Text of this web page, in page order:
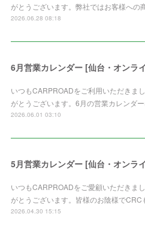
がとうございます。弊社ではお客様への
2026.06.28 08:18
6月営業カレンダー [仙台・オンラ
いつもCARPROADをご利用いただきま
がとうございます。6月の営業カレンダ
2026.06.01 03:10
5月営業カレンダー [仙台・オンラ
いつもCARPROADをご愛顧いただきま
がとうございます。皆様のお陰様でCRC
2026.04.30 15:15